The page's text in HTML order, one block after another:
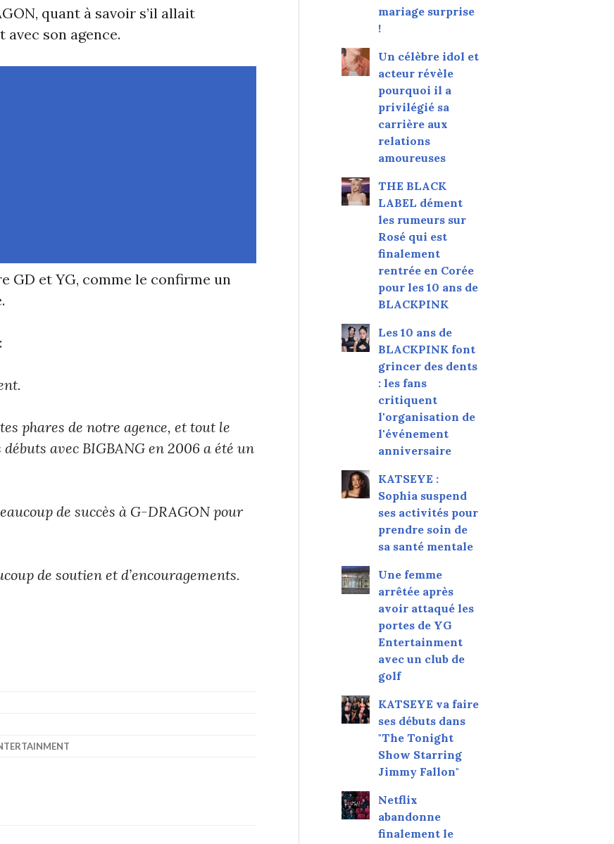
quant à savoir s’il allait
son agence.
GD et YG, comme le confirme un
phares de notre agence, et tout le
avec BIGBANG en 2006 a été un
de succès à G-DRAGON pour
de soutien et d’encouragements.
mariage surprise
!
Un célèbre idol et
acteur révèle
pourquoi il a
privilégié sa
carrière aux
relations
amoureuses
THE BLACK
LABEL dément
les rumeurs sur
Rosé qui est
finalement
rentrée en Corée
pour les 10 ans de
BLACKPINK
Les 10 ans de
BLACKPINK font
grincer des dents
: les fans
critiquent
l'organisation de
l'événement
anniversaire
KATSEYE :
Sophia suspend
ses activités pour
prendre soin de
sa santé mentale
Une femme
arrêtée après
avoir attaqué les
portes de YG
Entertainment
avec un club de
golf
KATSEYE va faire
ses débuts dans
"The Tonight
Show Starring
Jimmy Fallon"
Netflix
abandonne
finalement le